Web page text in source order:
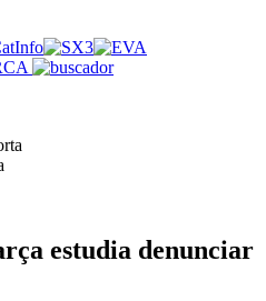
estudia denunciar